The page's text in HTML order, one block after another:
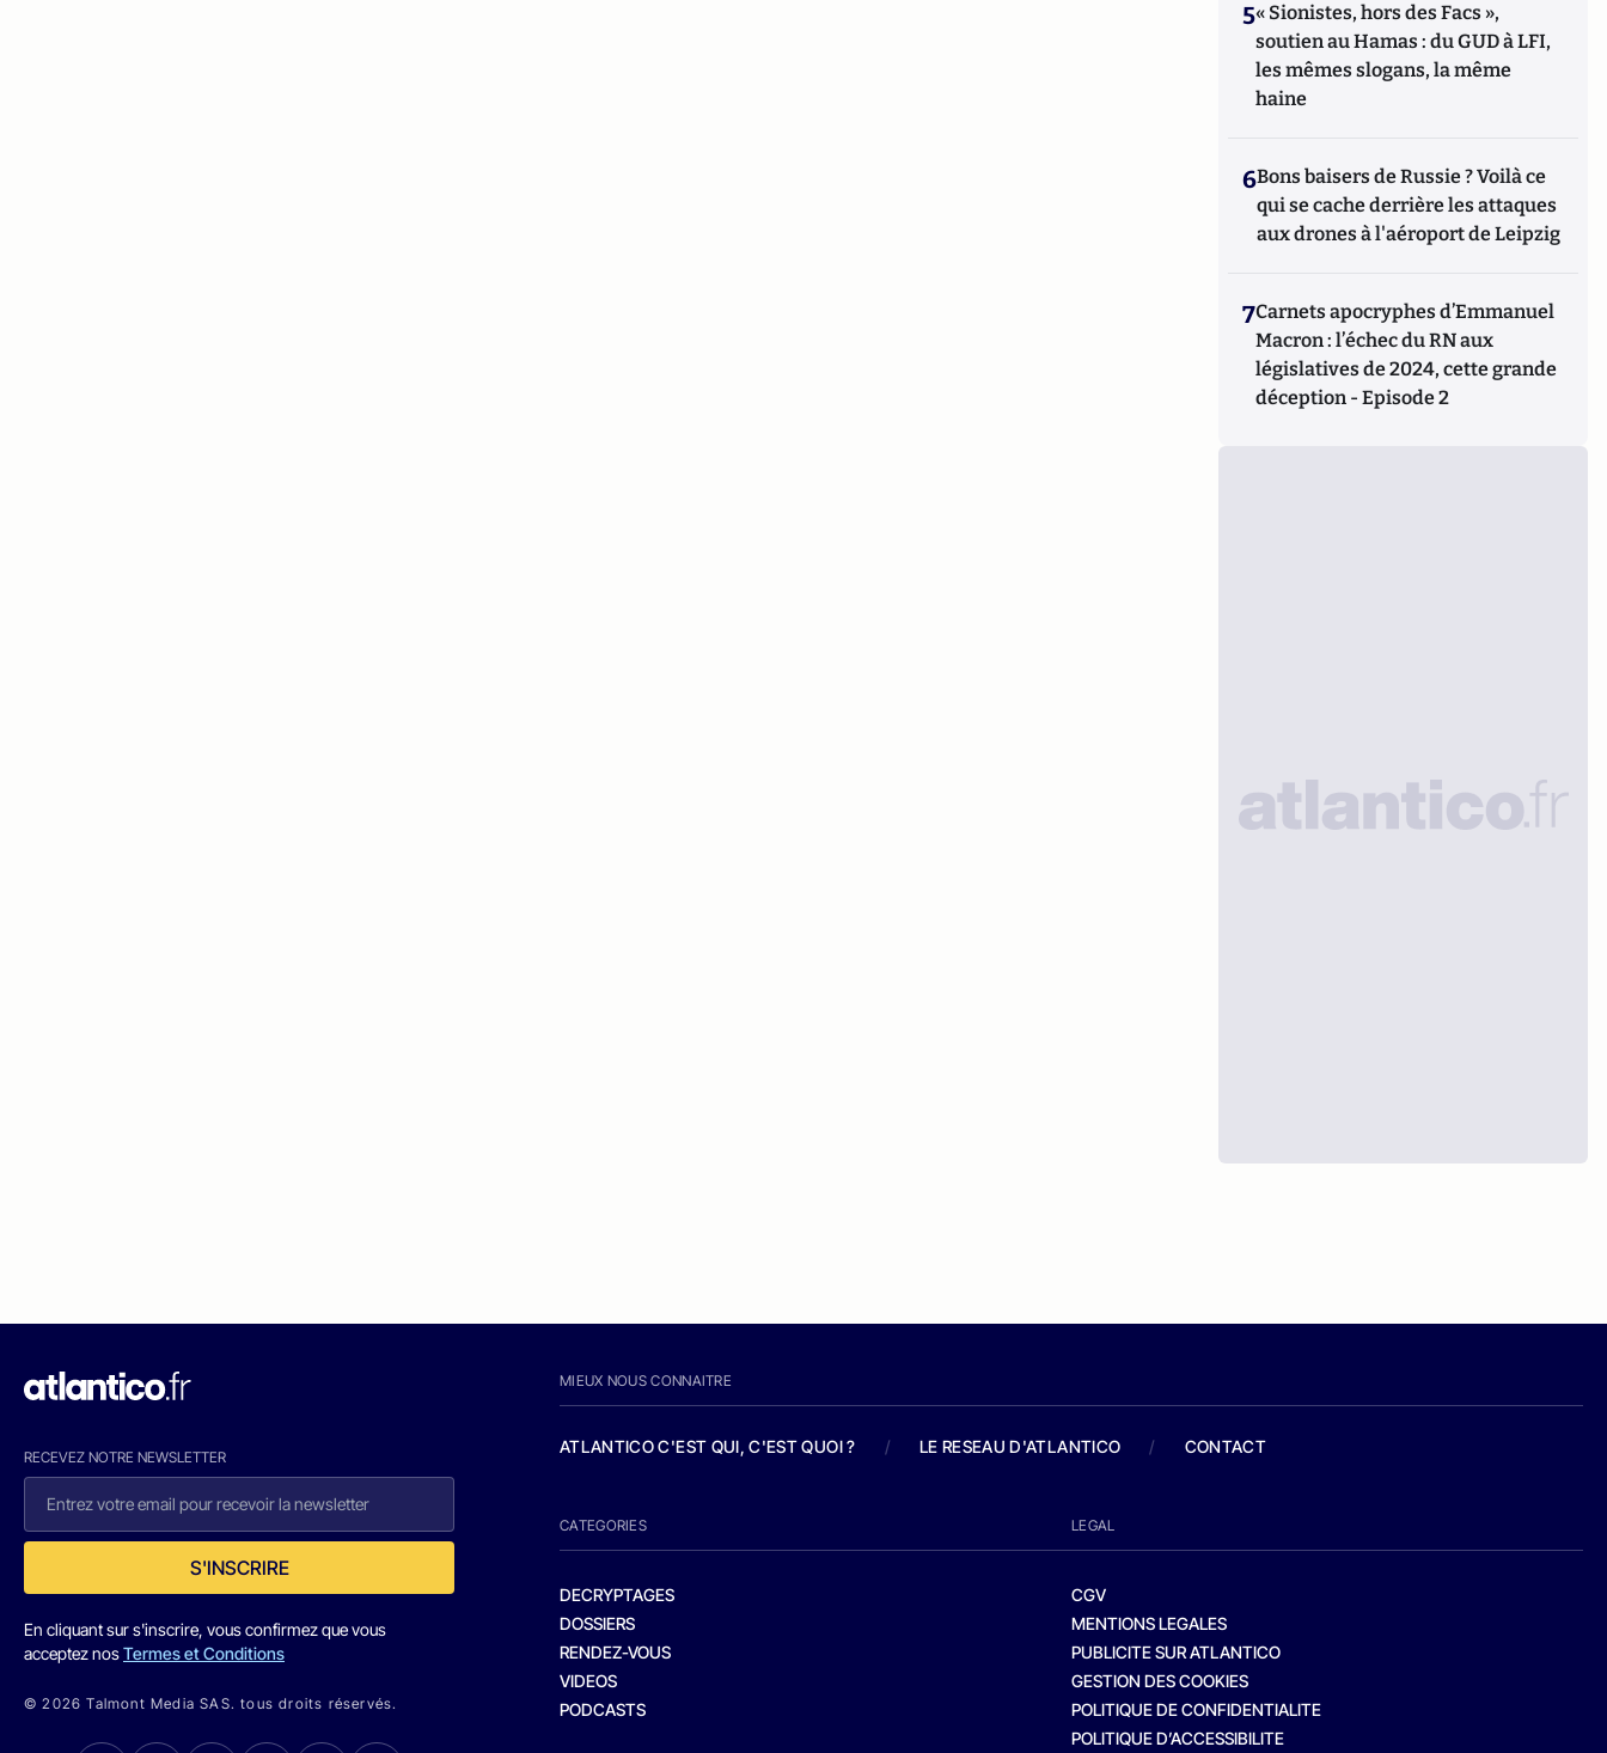
5« Sionistes, hors des Facs »,
soutien au Hamas : du GUD à LFI,
les mêmes slogans, la même
haine
6Bons baisers de Russie ? Voilà ce
qui se cache derrière les attaques
aux drones à l'aéroport de Leipzig
7Carnets apocryphes d’Emmanuel
Macron : l’échec du RN aux
législatives de 2024, cette grande
déception - Episode 2
RECEVEZ NOTRE NEWSLETTER
S'INSCRIRE
En cliquant sur s'inscrire, vous confirmez que vous
acceptez nosTermes et Conditions
© 2026 Talmont Media SAS. tous droits réservés.
MIEUX NOUS CONNAITRE
ATLANTICO C'EST QUI, C'EST QUOI ? / LE RESEAU D'ATLANTICO / CONTACT
CATEGORIES
DECRYPTAGES
DOSSIERS
RENDEZ-VOUS
VIDEOS
PODCASTS
LEGAL
CGV
MENTIONS LEGALES
PUBLICITE SUR ATLANTICO
GESTION DES COOKIES
POLITIQUE DE CONFIDENTIALITE
POLITIQUE D’ACCESSIBILITE